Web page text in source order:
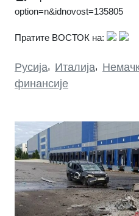
option=n&idnovost=135805
Пратите ВОСТОК на:
Русија, Италија,
финансије